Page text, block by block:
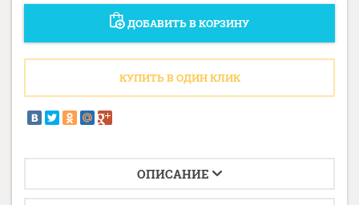
ДОБАВИТЬ В КОРЗИНУ
КУПИТЬ В ОДИН КЛИК
ОПИСАНИЕ